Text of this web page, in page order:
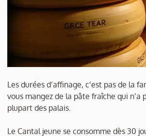
Les durées d’affinage, c’est pas de la
vous mangez de la pâte fraîche qui
plupart des palais.
Le Cantal jeune se consomme dès 30